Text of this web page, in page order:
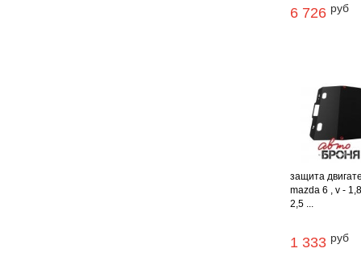
6 726 руб
защита
mazda 6 , v -
2,5 ...
1 333 руб